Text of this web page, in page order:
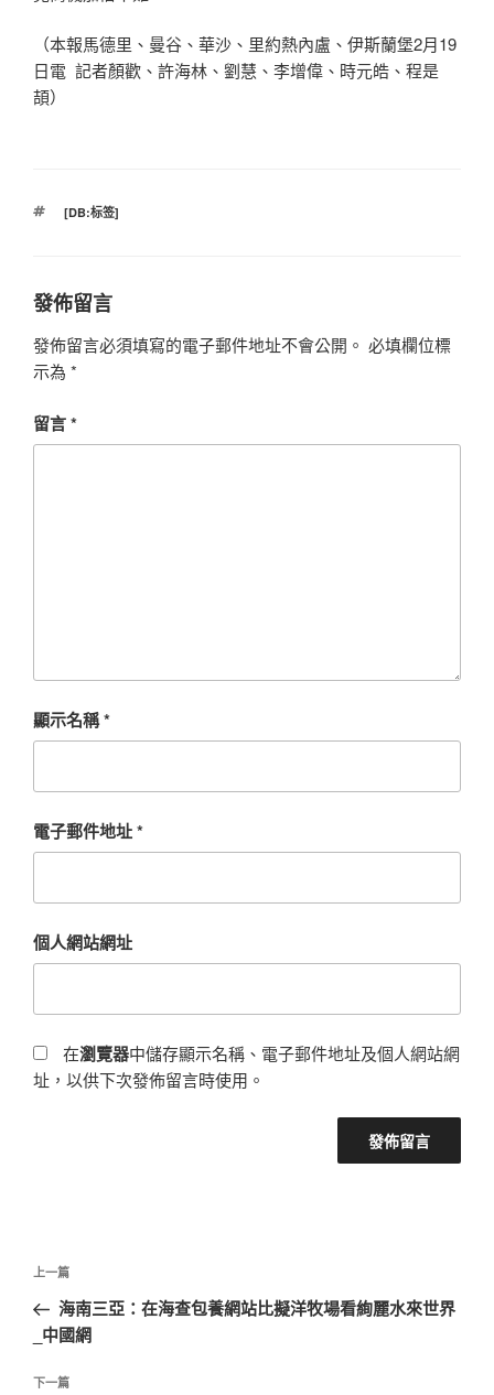
（本報馬德里、曼谷、華沙、里約熱內盧、伊斯蘭堡2月19
日電 記者顏歡、許海林、劉慧、李增偉、時元皓、程是
頡）
標
[DB:标签]
發佈留言
發佈留言必須填寫的電子郵件地址不會公開。 必填欄位標
示為 *
留言*
顯示名稱*
電子郵件地址*
個人網站網址
在瀏覽器中儲存顯示名稱、電子郵件地址及個人網站網
址，以供下次發佈留言時使用。
文
導
覽
上
一
篇
章
上一篇
海南三亞：在海查包養網站比擬洋牧場看絢麗水來世界
_中國網
下
下一篇